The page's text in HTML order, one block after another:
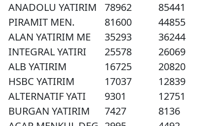
ANADOLU YATIRIM
78962
85441
PIRAMIT MEN.
81600
44855
ALAN YATIRIM ME
35293
36244
INTEGRAL YATIRI
25578
26069
ALB YATIRIM
16725
20820
HSBC YATIRIM
17037
12839
ALTERNATIF YATI
9301
12751
BURGAN YATIRIM
7427
8136